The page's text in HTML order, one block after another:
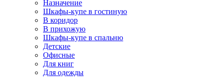
Назначение
Шкафы-купе в гостиную
В коридор
В прихожую
Шкафы-купе в спальню
Детские
Офисные
Для книг
Для одежды